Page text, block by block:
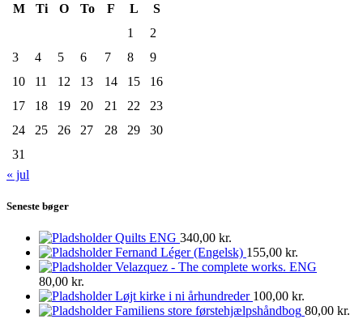
M
Ti O To F L
S
1
2
3
4 5 6 7 8
9
10
11 12 13 14 15
16
17
18 19 20 21 22
23
24
25 26 27 28 29
30
31
« jul
Seneste bøger
Quilts ENG 340,00 kr.
Fernand Léger (Engelsk) 155,00 kr.
Velazquez - The complete works. ENG
80,00 kr.
Løjt kirke i ni århundreder 100,00 kr.
Familiens store førstehjælpshåndbog 80,00 kr.